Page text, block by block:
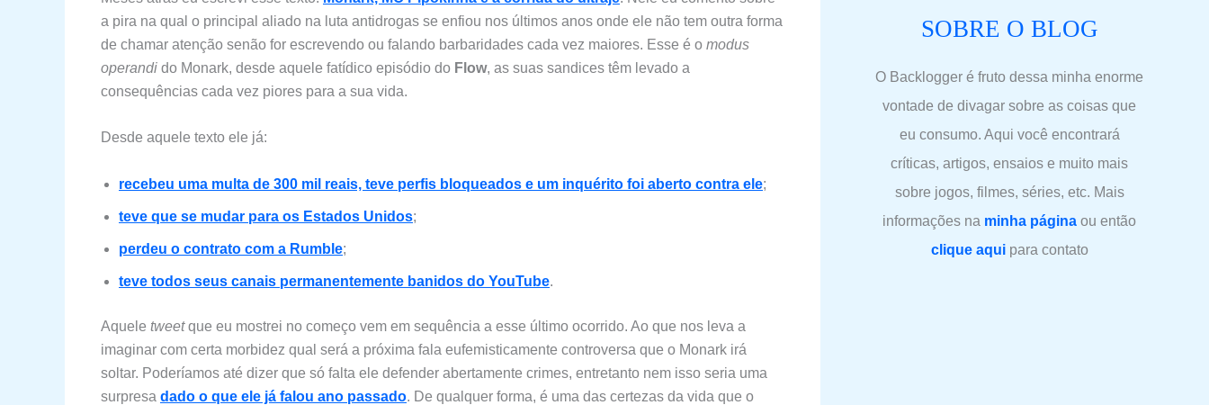
a pira na qual o principal aliado na luta antidrogas se enfiou nos últimos anos onde ele não tem outra forma
de chamar atenção senão for escrevendo ou falando barbaridades cada vez maiores. Esse é o modus
operandi do Monark, desde aquele fatídico episódio do Flow, as suas sandices têm levado a
consequências cada vez piores para a sua vida.
Desde aquele texto ele já:
recebeu uma multa de 300 mil reais, teve perfis bloqueados e um inquérito foi aberto contra ele;
teve que se mudar para os Estados Unidos;
perdeu o contrato com a Rumble;
teve todos seus canais permanentemente banidos do YouTube.
Aquele tweetque eu mostrei no começo vem em sequência a esse último ocorrido. Ao que nos leva a
imaginar com certa morbidez qual será a próxima fala eufemisticamente controversa que o Monark irá
soltar. Poderíamos até dizer que só falta ele defender abertamente crimes, entretanto nem isso seria uma
surpresa dado o que ele já falou ano passado. De qualquer forma, é uma das certezas da vida que o
SOBRE O BLOG
O Backlogger é fruto dessa minha enorme
vontade de divagar sobre as coisas que
eu consumo. Aqui você encontrará
críticas, artigos, ensaios e muito mais
sobre jogos, filmes, séries, etc. Mais
informações na minha página ou então
clique aquipara contato